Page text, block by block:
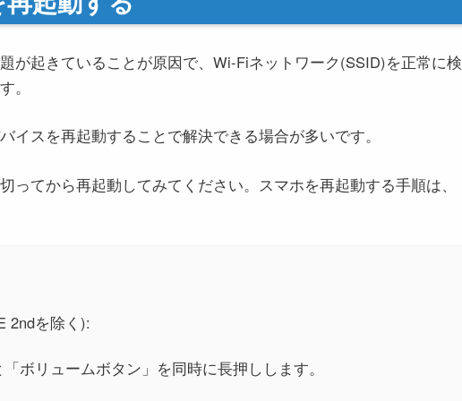
が起きていることが原因で、Wi-Fiネットワーク(SSID)を正常に検
。
イスを再起動することで解決できる場合が多いです。
ってから再起動してみてください。スマホを再起動する手順は、
2ndを除く):
「ボリュームボタン」を同時に長押しします。